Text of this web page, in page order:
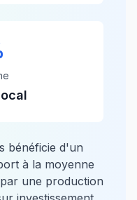
bénéficie d'un
à la moyenne
une production